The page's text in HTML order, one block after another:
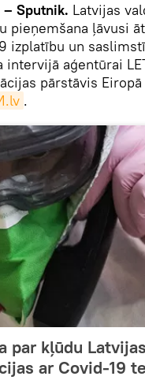
– Sputnik. Latvijas
pieņemšana ļāvusi
izplatību un
intervijā aģentūrai
pārstāvis
.
par kļūdu
ar Covid-19